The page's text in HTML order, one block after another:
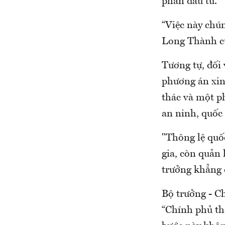
“Việc này
Long Thành
Tương tự, đối
phương án
thác và một
an ninh,
"Thông lệ
gia, còn quản
trưởng khẳng
Bộ trưởng -
“Chính phủ